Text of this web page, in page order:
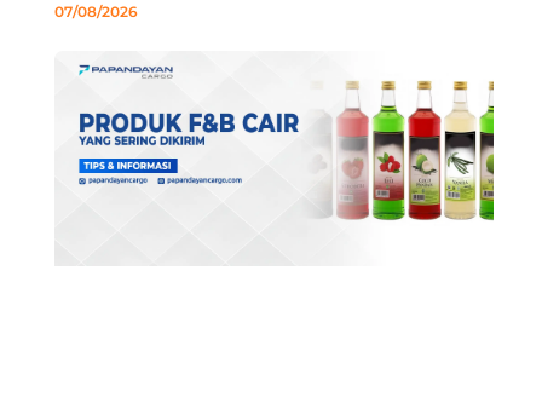
07/08/2026